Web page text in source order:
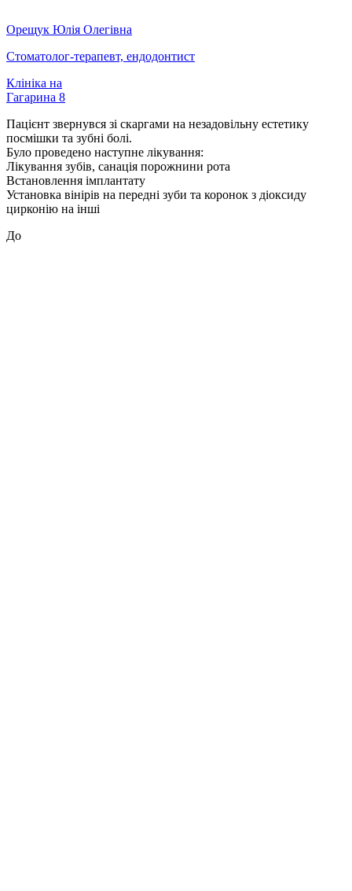
Орещук Юлія Олегівна
Стоматолог-терапевт, ендодонтист
Клініка на
Гагарина 8
Пацієнт звернувся зі скаргами на незадовільну естетику
посмішки та зубні болі.
Було проведено наступне лікування:
Лікування зубів, санація порожнини рота
Встановлення імплантату
Установка вінірів на передні зуби та коронок з діоксиду
цирконію на інші
До